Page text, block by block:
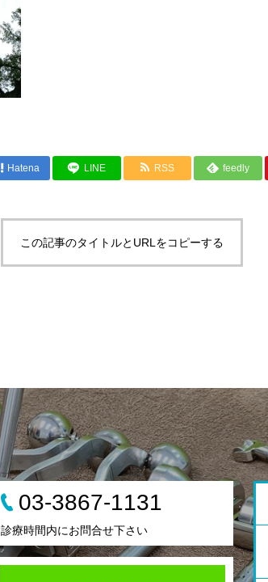
Hatena LINE RSS feedly
この記事のタイトルとURLをコピーする
03-3867-1131
診療時間内にお問合せ下さい